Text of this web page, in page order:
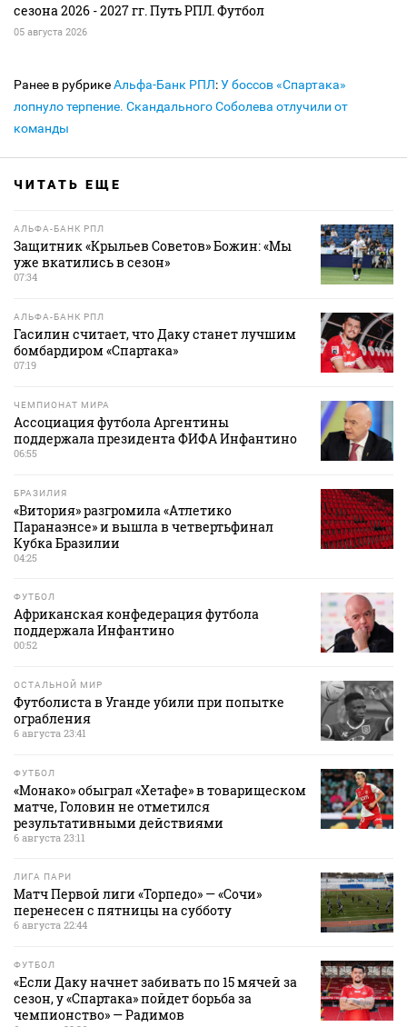
сезона 2026 - 2027 гг. Путь РПЛ. Футбол
05 августа 2026
Ранее в рубрикеАльфа-Банк РПЛ:У боссов «Спартака»
лопнуло терпение. Скандального Соболева отлучили от
команды
ЧИТАТЬ ЕЩЕ
АЛЬФА-БАНК РПЛ
Защитник «Крыльев Советов» Божин: «Мы
уже вкатились в сезон»
07:34
АЛЬФА-БАНК РПЛ
Гасилин считает, что Даку станет лучшим
бомбардиром «Спартака»
07:19
ЧЕМПИОНАТ МИРА
Ассоциация футбола Аргентины
поддержала президента ФИФА Инфантино
06:55
БРАЗИЛИЯ
«Витория» разгромила «Атлетико
Паранаэнсе» и вышла в четвертьфинал
Кубка Бразилии
04:25
ФУТБОЛ
Африканская конфедерация футбола
поддержала Инфантино
00:52
ОСТАЛЬНОЙ МИР
Футболиста в Уганде убили при попытке
ограбления
6 августа 23:41
ФУТБОЛ
«Монако» обыграл «Хетафе» в товарищеском
матче, Головин не отметился
результативными действиями
6 августа 23:11
ЛИГА ПАРИ
Матч Первой лиги «Торпедо» — «Сочи»
перенесен с пятницы на субботу
6 августа 22:44
ФУТБОЛ
«Если Даку начнет забивать по 15 мячей за
сезон, у «Спартака» пойдет борьба за
чемпионство» — Радимов